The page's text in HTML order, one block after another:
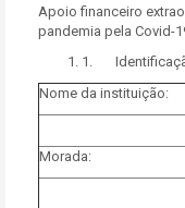
Apoio financeiro
pandemia pela Covid-
1.
Nome da instituição:
Morada: